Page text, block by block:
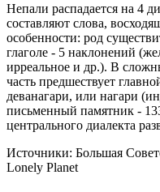
Непали распадается на 4
составляют слова,
особенности: род
глаголе - 5 наклонений
ирреальное и др.). В
часть предшествует
деванагари, или нагари
письменный памятник -
центрального диалекта
Источники: Большая
Lonely Planet